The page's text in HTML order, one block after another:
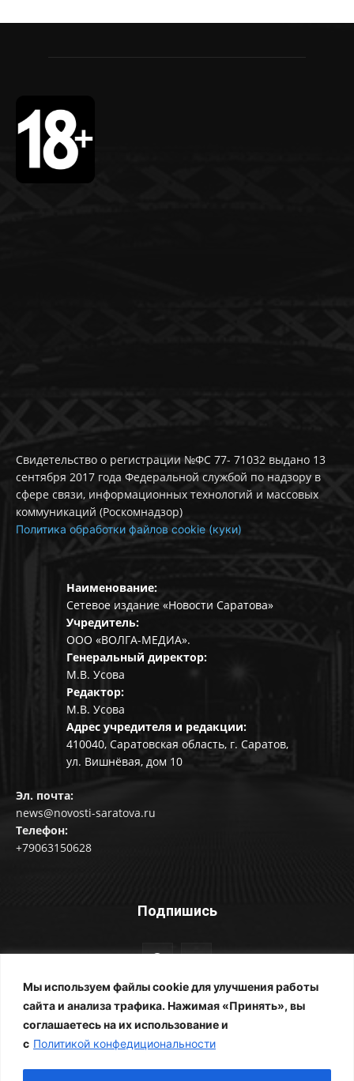
Мы используем файлы cookie для улучшения работы
сайта и анализа трафика. Нажимая «Принять», вы
соглашаетесь на их использование и
с Политикой конфедициональности
Свидетельство о регистрации №ФС 77- 71032 выдано 13
сентября 2017 года Федеральной службой по надзору в
сфере связи, информационных технологий и массовых
коммуникаций (Роскомнадзор)
Политика обработки файлов cookie (куки)
Наименование:
Сетевое издание «Новости Саратова»
Учредитель:
ООО «ВОЛГА-МЕДИА».
Генеральный директор:
М.В. Усова
Редактор:
М.В. Усова
Адрес учредителя и редакции:
410040, Саратовская область, г. Саратов,
ул. Вишнёвая, дом 10
Эл. почта:
news@novosti-saratova.ru
Телефон:
+79063150628
Подпишись
© Новости Саратова 2014-2025